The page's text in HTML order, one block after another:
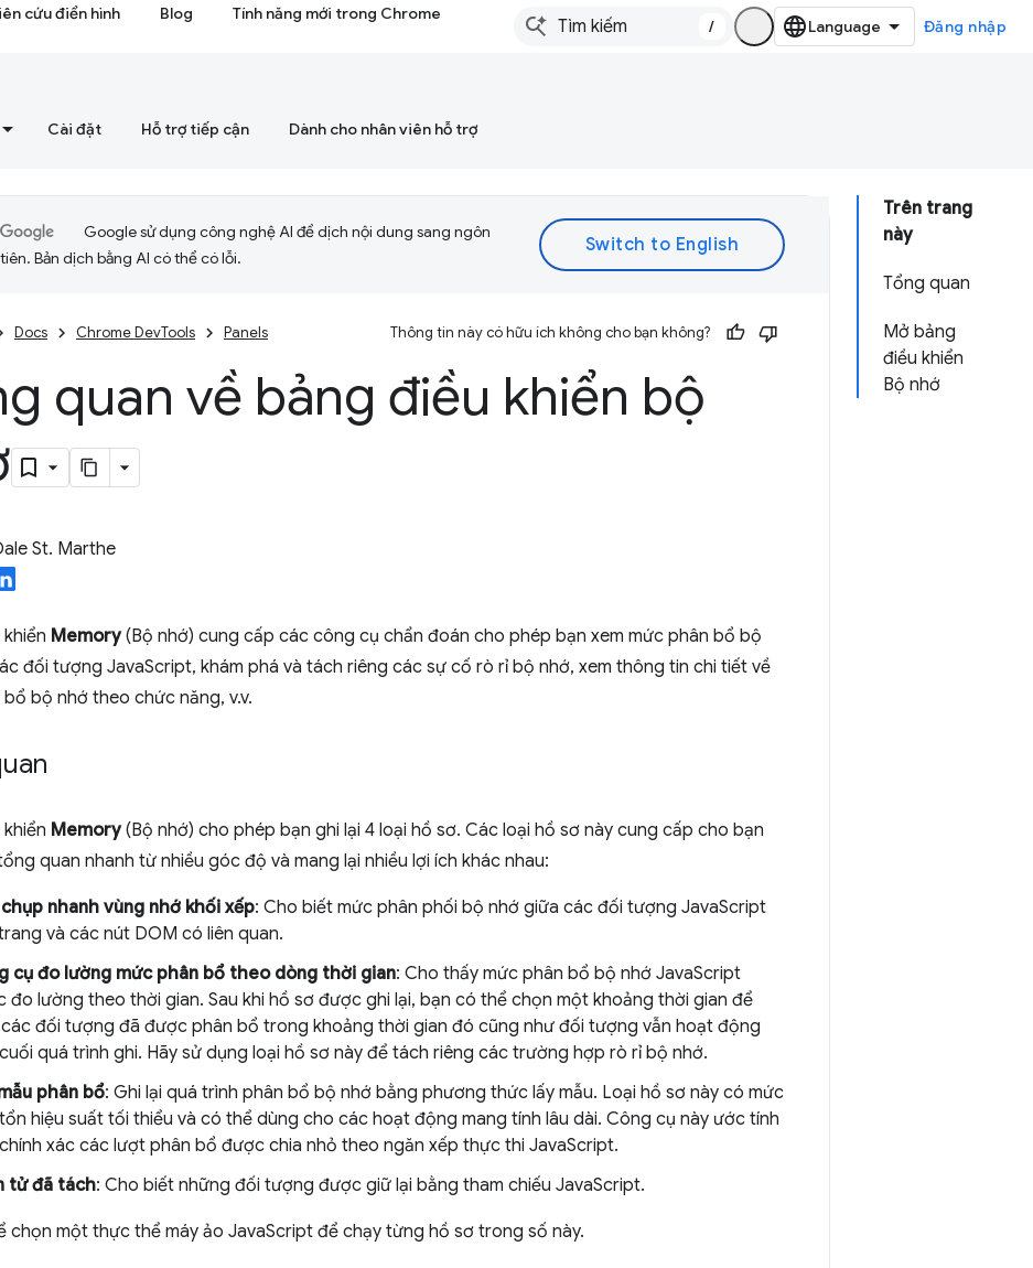
cứu điển hình Blog Tính năng mới trong Chrome
/ Đăng nhập
Cài đặt Hỗ trợ tiếp cận Dành cho nhân viên hỗ trợ
Trên trang
này
Tổng quan
Mở bảng
điều khiển
Bộ nhớ
Google sử dụng công nghệ AI để dịch nội dung sang ngôn
Bản dịch bằng AI có thể có lỗi.
Docs Chrome DevTools Panels Thông tin này có hữu ích không cho bạn không?
quan về bảng điều khiển bộ
St. Marthe
Memory(Bộ nhớ) cung cấp các công cụ chẩn đoán cho phép bạn xem mức phân bổ bộ
đối tượng JavaScript, khám phá và tách riêng các sự cố rò rỉ bộ nhớ, xem thông tin chi tiết về
bộ nhớ theo chức năng, v.v.
Memory(Bộ nhớ) cho phép bạn ghi lại 4 loại hồ sơ. Các loại hồ sơ này cung cấp cho bạn
quan nhanh từ nhiều góc độ và mang lại nhiều lợi ích khác nhau:
nhanh vùng nhớ khối xếp: Cho biết mức phân phối bộ nhớ giữa các đối tượng JavaScript
và các nút DOM có liên quan.
cụ đo lường mức phân bổ theo dòng thời gian: Cho thấy mức phân bổ bộ nhớ JavaScript
đo lường theo thời gian. Sau khi hồ sơ được ghi lại, bạn có thể chọn một khoảng thời gian để
đối tượng đã được phân bổ trong khoảng thời gian đó cũng như đối tượng vẫn hoạt động
quá trình ghi. Hãy sử dụng loại hồ sơ này để tách riêng các trường hợp rò rỉ bộ nhớ.
phân bổ: Ghi lại quá trình phân bổ bộ nhớ bằng phương thức lấy mẫu. Loại hồ sơ này có mức
hiệu suất tối thiểu và có thể dùng cho các hoạt động mang tính lâu dài. Công cụ này ước tính
xác các lượt phân bổ được chia nhỏ theo ngăn xếp thực thi JavaScript.
tử đã tách: Cho biết những đối tượng được giữ lại bằng tham chiếu JavaScript.
chọn một thực thể máy ảo JavaScript để chạy từng hồ sơ trong số này.